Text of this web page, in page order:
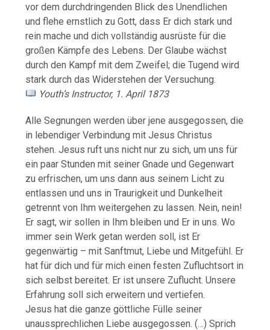
vor dem durchdringenden Blick des Unendlichen
und flehe ernstlich zu Gott, dass Er dich stark und
rein mache und dich vollständig ausrüste für die
großen Kämpfe des Lebens. Der Glaube wächst
durch den Kampf mit dem Zweifel; die Tugend wird
stark durch das Widerstehen der Versuchung.
Youth’s Instructor, 1. April 1873
Alle Segnungen werden über jene ausgegossen, die
in lebendiger Verbindung mit Jesus Christus
stehen. Jesus ruft uns nicht nur zu sich, um uns für
ein paar Stunden mit seiner Gnade und Gegenwart
zu erfrischen, um uns dann aus seinem Licht zu
entlassen und uns in Traurigkeit und Dunkelheit
getrennt von Ihm weitergehen zu lassen. Nein, nein!
Er sagt, wir sollen in Ihm bleiben und Er in uns. Wo
immer sein Werk getan werden soll, ist Er
gegenwärtig – mit Sanftmut, Liebe und Mitgefühl. Er
hat für dich und für mich einen festen Zufluchtsort in
sich selbst bereitet. Er ist unsere Zuflucht. Unsere
Erfahrung soll sich erweitern und vertiefen.
Jesus hat die ganze göttliche Fülle seiner
unaussprechlichen Liebe ausgegossen. (…) Sprich